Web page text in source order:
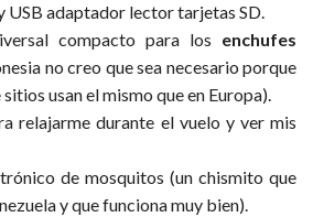
USB adaptador lector tarjetas SD.
compacto para los enchufes
no creo que sea necesario porque
usan el mismo que en Europa).
relajarme durante el vuelo y ver mis
de mosquitos (un chismito que
y que funciona muy bien).